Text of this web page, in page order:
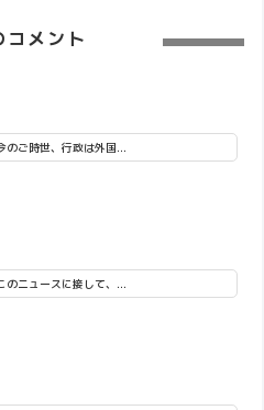
コメント
のご時世、行政は外国...
のニュースに接して、...